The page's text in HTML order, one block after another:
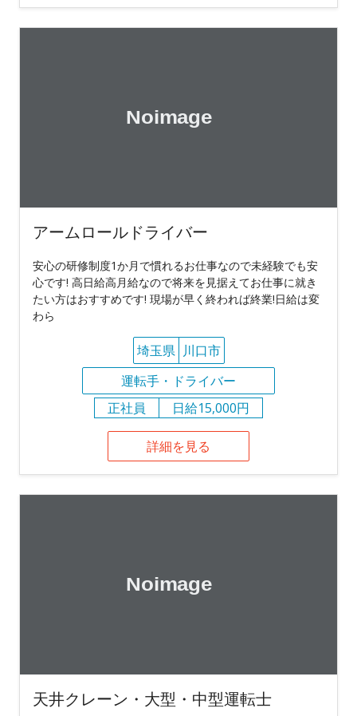
アームロールドライバー
安心の研修制度1か月で慣れるお仕事なので未経験でも安
心です! 高日給高月給なので将来を見据えてお仕事に就き
たい方はおすすめです! 現場が早く終われば終業!日給は変
わら
埼玉県 川口市
運転手・ドライバー
正社員
日給15,000円
詳細を見る
天井クレーン・大型・中型運転士